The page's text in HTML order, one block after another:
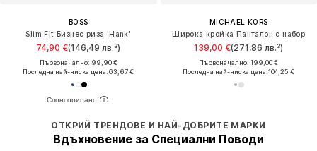
BOSS
Slim Fit Бизнес риза 'Hank'
74,90 €(146,49 лв.³)
Първоначално: 99,90 €
Последна най-ниска цена:63,67 €
MICHAEL KORS
Широка кройка Панталон с набор
139,00 €(271,86 лв.³)
Първоначално: 199,00 €
Последна най-ниска цена:104,25 €
ОТКРИЙ ТРЕНДОВЕ И НАЙ-ДОБРИТЕ МАРКИ
Вдъхновение за Специални Поводи